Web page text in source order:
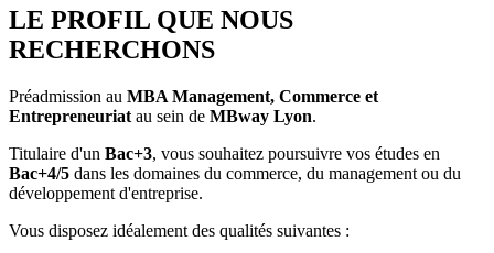
LE PROFIL QUE NOUS
RECHERCHONS
Préadmission au MBA Management, Commerce et
Entrepreneuriat au sein de MBway Lyon.
Titulaire d'un Bac+3, vous souhaitez poursuivre vos études en
Bac+4/5 dans les domaines du commerce, du management ou du
développement d'entreprise.
Vous disposez idéalement des qualités suivantes :